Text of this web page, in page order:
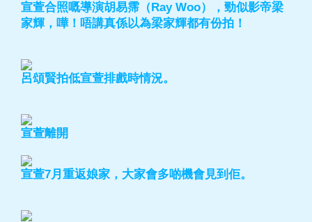
宣萱合照嘅導演胡易霈（Ray Woo），勁似影帝梁
家輝，嘩！唔講真係以為梁家輝都有份拍！
呂頌賢拍低宣萱排戲時情況。
宣萱離開
宣萱7月重返娘家，大家會多啲機會見到佢。